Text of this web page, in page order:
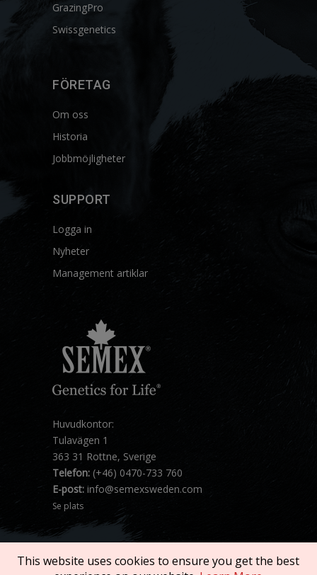
GrazingPro
Swissgenetics
FÖRETAG
Om oss
Historia
Jobbmöjligheter
SUPPORT
Logga in
Nyheter
Management artiklar
Huvudkontor:
Tulavägen 1
363 31 Rottne, Sverige
Telefon: (+46) 0470-733 760
E-post: info@semexsweden.com
Se plats
This website uses cookies to ensure you get the best